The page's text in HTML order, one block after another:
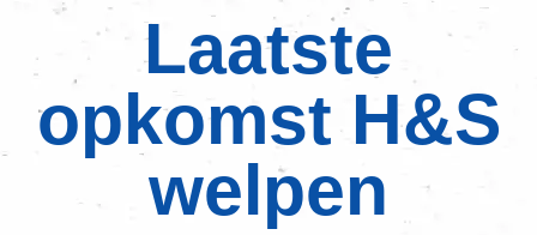
Laatste
opkomst H&S
welpen